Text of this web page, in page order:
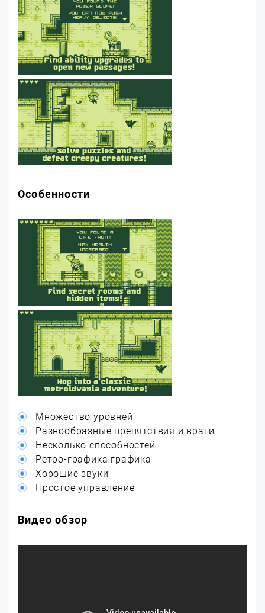
Особенности
Множество уровней
Разнообразные препятствия и враги
Несколько способностей
Ретро-графика графика
Хорошие звуки
Простое управление
Видео обзор